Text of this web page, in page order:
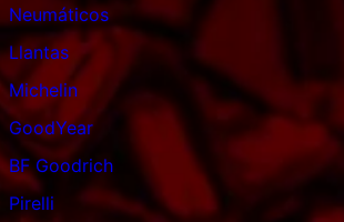
Neumáticos
Llantas
Michelin
GoodYear
BF Goodrich
Pirelli